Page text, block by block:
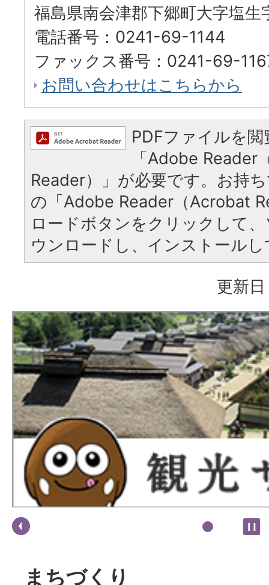
福島県南会津郡下郷町大字塩
電話番号：0241-69-1144
ファックス番号：0241-69-
お問い合わせはこちらから
PDFファイルを
「Adobe Reader
Reader）」が必要です。お持
の「Adobe Reader（Acrobat
ロードボタンをクリックして
ウンロードし、インストール
更新
まちづくり